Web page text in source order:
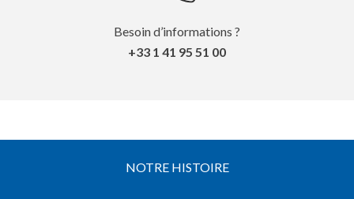
Besoin d’informations ?
+33 1 41 95 51 00
NOTRE HISTOIRE